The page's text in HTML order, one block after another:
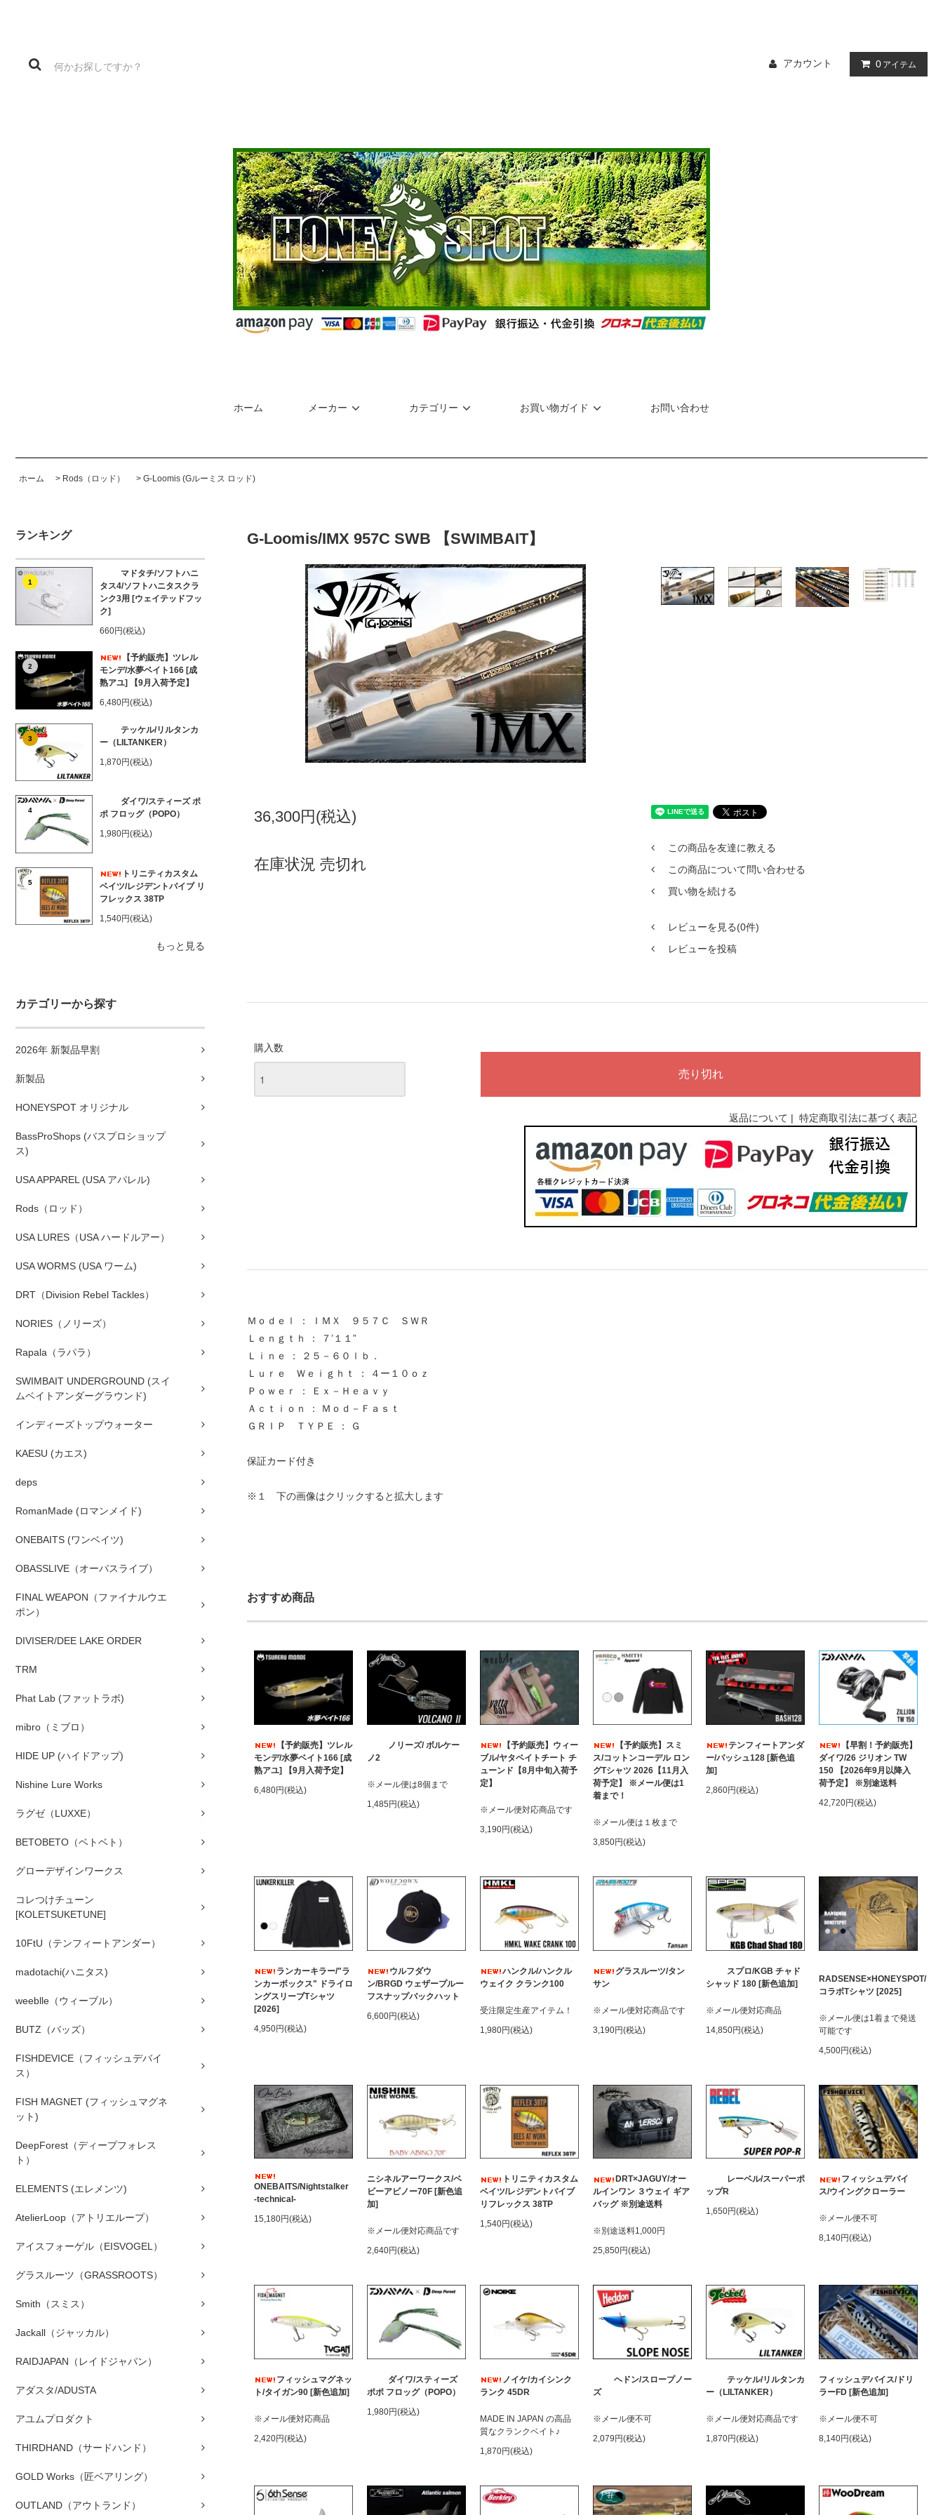
アカウント 0 アイテム
ホーム メーカー カテゴリー お買い物ガイド お問い合わせ
ホーム > Rods（ロッド） > G-Loomis (Gルーミス ロッド)
ランキング
1
マドタチ/ソフトハニ
タス4/ソフトハニタスクラ
ンク3用 [ウェイテッドフッ
ク]
660円(税込)
2
【予約販売】ツレル
モンデ/水夢ベイト166 [成
熟アユ] 【9月入荷予定】
6,480円(税込)
3
テッケル/リルタンカ
ー（LILTANKER）
1,870円(税込)
4
ダイワ/スティーズ ポ
ポ フロッグ（POPO）
1,980円(税込)
5
トリニティカスタム
ベイツ/レジデントバイブ リ
フレックス 38TP
1,540円(税込)
もっと見る
カテゴリーから探す
2026年 新製品早割
新製品
HONEYSPOT オリジナル
BassProShops (バスプロショップ
ス)
USA APPAREL (USA アパレル)
Rods（ロッド）
USA LURES（USA ハードルアー）
USA WORMS (USA ワーム)
DRT（Division Rebel Tackles）
NORIES（ノリーズ）
Rapala（ラパラ）
SWIMBAIT UNDERGROUND (スイ
ムベイトアンダーグラウンド)
インディーズトップウォーター
KAESU (カエス)
deps
RomanMade (ロマンメイド)
ONEBAITS (ワンベイツ)
OBASSLIVE（オーバスライブ）
FINAL WEAPON（ファイナルウエ
ポン）
DIVISER/DEE LAKE ORDER
TRM
Phat Lab (ファットラボ)
mibro（ミブロ）
HIDE UP (ハイドアップ)
Nishine Lure Works
ラグゼ（LUXXE）
BETOBETO（ベトベト）
グローデザインワークス
コレつけチューン
[KOLETSUKETUNE]
10FtU（テンフィートアンダー）
madotachi(ハニタス)
weeblle（ウィーブル）
BUTZ（バッズ）
FISHDEVICE（フィッシュデバイ
ス）
FISH MAGNET (フィッシュマグネ
ット)
DeepForest（ディープフォレス
ト）
ELEMENTS (エレメンツ)
AtelierLoop（アトリエループ）
アイスフォーゲル（EISVOGEL）
グラスルーツ（GRASSROOTS）
Smith（スミス）
Jackall（ジャッカル）
RAIDJAPAN（レイドジャパン）
アダスタ/ADUSTA
アユムプロダクト
THIRDHAND（サードハンド）
GOLD Works（匠ベアリング）
OUTLAND（アウトランド）
G-Loomis/IMX 957C SWB 【SWIMBAIT】
36,300円(税込)
在庫状況 売切れ
この商品を友達に教える
この商品について問い合わせる
買い物を続ける
レビューを見る(0件)
レビューを投稿
購入数
返品について | 特定商取引法に基づく表記
Ｍｏｄｅｌ ： ＩＭＸ ９５７Ｃ ＳＷＲ
Ｌｅｎｇｔｈ ： ７’１１”
Ｌｉｎｅ ： ２５－６０ｌｂ．
Ｌｕｒｅ Ｗｅｉｇｈｔ ： ４ー１０ｏｚ
Ｐｏｗｅｒ ： Ｅｘ－Ｈｅａｖｙ
Ａｃｔｉｏｎ ： Ｍｏｄ－Ｆａｓｔ
ＧＲＩＰ ＴＹＰＥ ： Ｇ
保証カード付き
※１ 下の画像はクリックすると拡大します
おすすめ商品
【予約販売】ツレル
モンデ/水夢ベイト166 [成
熟アユ] 【9月入荷予定】
6,480円(税込)
ノリーズ/ ボルケー
ノ2
※メール便は8個まで
1,485円(税込)
【予約販売】ウィー
ブル/ヤタベイトチート チ
ューンド【8月中旬入荷予
定】
※メール便対応商品です
3,190円(税込)
【予約販売】スミ
ス/コットンコーデル ロン
グTシャツ 2026【11月入
荷予定】 ※メール便は1
着まで！
※メール便は１枚まで
3,850円(税込)
テンフィートアンダ
ー/バッシュ128 [新色追
加]
2,860円(税込)
【早割！予約販売】
ダイワ/26 ジリオン TW
150 【2026年9月以降入
荷予定】 ※別途送料
42,720円(税込)
ランカーキラー/"ラ
ンカーボックス" ドライロ
ングスリーブTシャツ
[2026]
4,950円(税込)
ウルフダウ
ン/BRGD ウェザープルー
フスナップバックハット
6,600円(税込)
ハンクル/ハンクル
ウェイク クランク100
受注限定生産アイテム！
1,980円(税込)
グラスルーツ/タン
サン
※メール便対応商品です
3,190円(税込)
スプロ/KGB チャド
シャッド 180 [新色追加]
※メール便対応商品
14,850円(税込)
RADSENSE×HONEYSPOT/
コラボTシャツ [2025]
※メール便は1着まで発送
可能です
4,500円(税込)
ONEBAITS/Nightstalker
-technical-
15,180円(税込)
ニシネルアーワークス/ベ
ビーアビノー70F [新色追
加]
※メール便対応商品です
2,640円(税込)
トリニティカスタム
ベイツ/レジデントバイブ
リフレックス 38TP
1,540円(税込)
DRT×JAGUY/オー
ルインワン ３ウェイ ギア
バッグ ※別途送料
※別途送料1,000円
25,850円(税込)
レーベル/スーパーポ
ップR
1,650円(税込)
フィッシュデバイ
ス/ウイングクローラー
※メール便不可
8,140円(税込)
フィッシュマグネッ
ト/タイガン90 [新色追加]
※メール便対応商品
2,420円(税込)
ダイワ/スティーズ
ポポ フロッグ（POPO）
1,980円(税込)
ノイケ/カイシンク
ランク 45DR
MADE IN JAPAN の高品
質なクランクベイト♪
1,870円(税込)
ヘドン/スロープノー
ズ
※メール便不可
2,079円(税込)
テッケル/リルタンカ
ー（LILTANKER）
※メール便対応商品です
1,870円(税込)
フィッシュデバイス/ドリ
ラーFD [新色追加]
※メール便不可
8,140円(税込)